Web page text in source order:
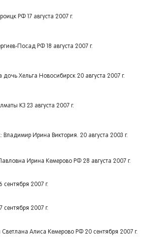
РФ 17 августа 2007 г.
Посад РФ 18 августа 2007 г.
Хельга Новосибирск 20 августа 2007 г.
КЗ 23 августа 2007 г.
Владимир Ирина Виктория. 20 августа 2003 г.
Ирина Кемерово РФ 28 августа 2007 г.
2007 г.
сентября 2007 г.
Светлана Алиса Кемерово РФ 20 сентября 2007 г.